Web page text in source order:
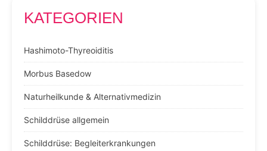
KATEGORIEN
Hashimoto-Thyreoiditis
Morbus Basedow
Naturheilkunde & Alternativmedizin
Schilddrüse allgemein
Schilddrüse: Begleiterkrankungen